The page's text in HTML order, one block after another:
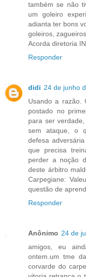
também se não
um goleiro
adianta ter bons
goleiros,
Acorda diretoria
Responder
didi 24 de junho
Usando a razão.
postado no
para ser
sem ataque, o
defesa
que precisa
perder a noção
deste árbitro
Carpegiane:
questão de
Responder
Anônimo 24 de
amigos, eu
ontem.um tme
corvarde do